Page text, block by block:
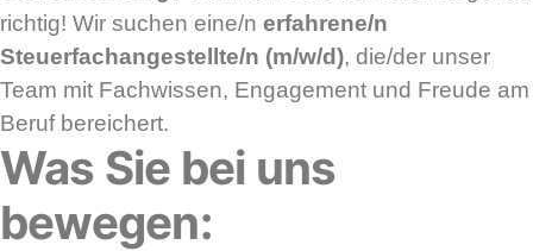
richtig! Wir suchen eine/n erfahrene/n
Steuerfachangestellte/n (m/w/d), die/der unser
Team mit Fachwissen, Engagement und Freude am
Beruf bereichert.
Was Sie bei uns
bewegen: